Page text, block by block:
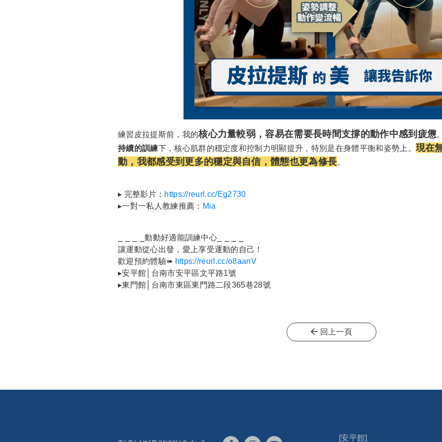
練習皮拉提斯前，我的核心力量較弱，容易在需要長時間支撐的動作中感到疲憊
持續的訓練下，核心肌群的穩定度和控制力明顯提升，特別是在身體平衡和姿勢上。 現在
動，我都感受到更多的穩定與自信，體態也更為修長。
▸ 完整影片： https://reurl.cc/Eg2730
▸一對一私人教練推薦： Mia
⎯ ⎯ ⎯ ⎯動動好適能訓練中心⎯ ⎯ ⎯ ⎯
讓運動從心出發，愛上享受運動的自己！
歡迎預約體驗➠ https://reurl.cc/o8aanV
▸安平館│台南市安平區文平路1號
▸東門館│台南市東區東門路二段365巷28號
回上一頁
[安平館]